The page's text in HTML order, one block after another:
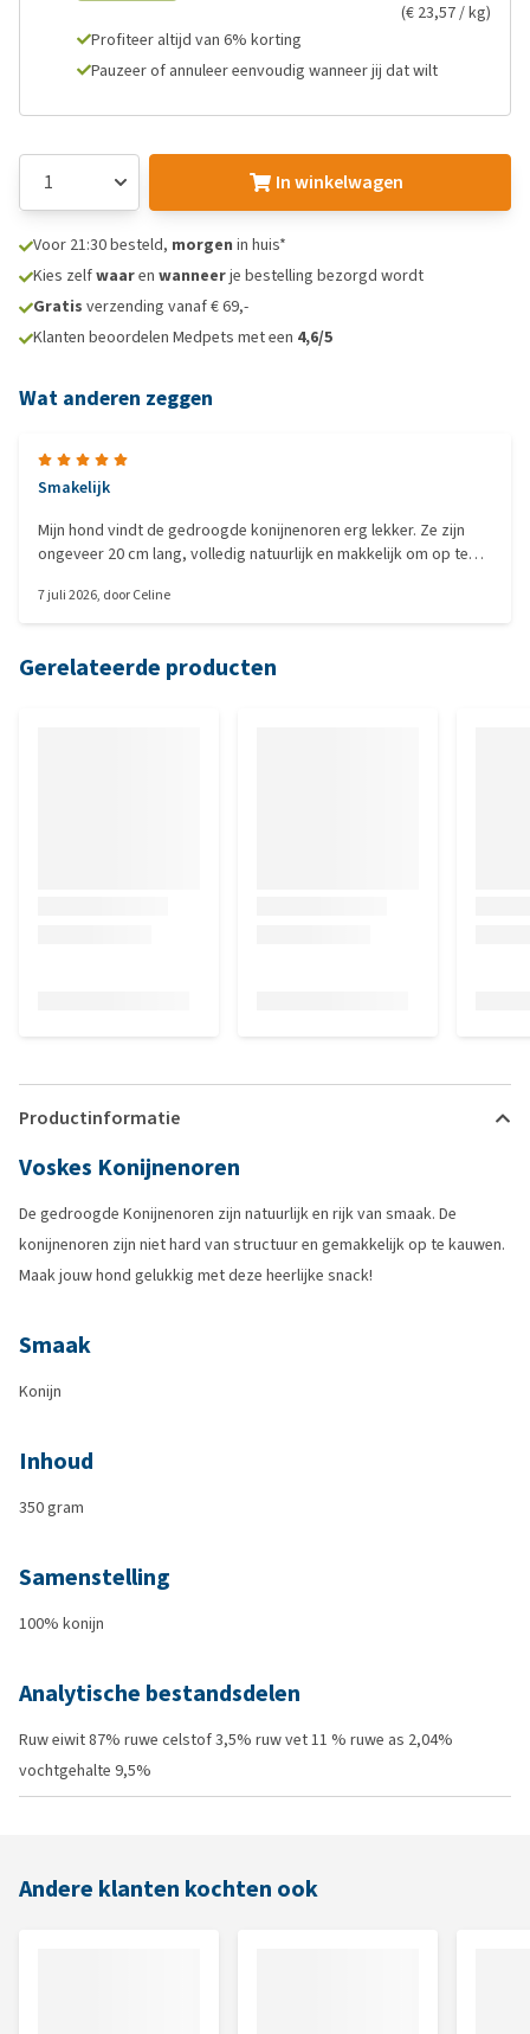
(€ 23,57 / kg)
Profiteer altijd van 6% korting
Pauzeer of annuleer eenvoudig wanneer jij dat wilt
In winkelwagen
Voor 21:30 besteld, morgen in huis*
Kies zelfwaaren wanneerje bestelling bezorgd wordt
Gratis verzending vanaf € 69,-
Klanten beoordelen Medpets met een 4,6/5
Wat anderen zeggen
Smakelijk
Mijn hond vindt de gedroogde konijnenoren erg lekker. Ze zijn
ongeveer 20 cm lang, volledig natuurlijk en makkelijk om op te
7 juli 2026, doorCeline
Gerelateerde producten
Productinformatie
Voskes Konijnenoren
De gedroogde Konijnenoren zijn natuurlijk en rijk van smaak. De
konijnenoren zijn niet hard van structuur en gemakkelijk op te kauwen.
Maak jouw hond gelukkig met deze heerlijke snack!
Smaak
Konijn
Inhoud
350 gram
Samenstelling
100% konijn
Analytische bestandsdelen
Ruw eiwit 87% ruwe celstof 3,5% ruw vet 11 % ruwe as 2,04%
vochtgehalte 9,5%
Andere klanten kochten ook